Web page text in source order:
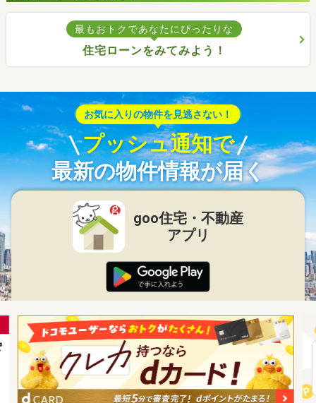
最もおトクであなたにぴったりな
住宅ローンをみてみよう！
お気に入りの物件を見逃さない！
プッシュ通知で
最新の物件情報が届く
goo住宅・不動産
アプリ